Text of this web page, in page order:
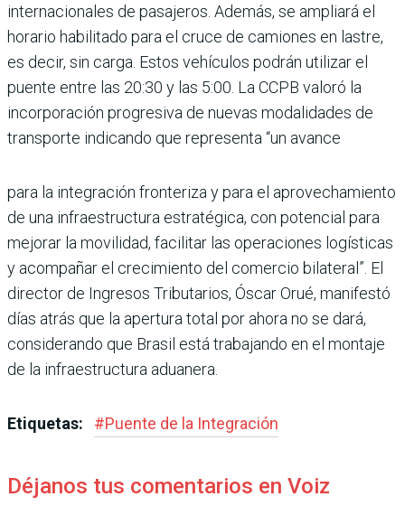
internacionales de pasajeros. Además, se ampliará el
horario habilitado para el cruce de camiones en lastre,
es decir, sin carga. Estos vehí­culos podrán utilizar el
puente entre las 20:30 y las 5:00. La CCPB valoró la
incorporación progresiva de nuevas modali­dades de
transporte indicando que representa “un avance
para la integración fronteriza y para el aprovechamiento
de una infraestructura estraté­gica, con potencial para
mejo­rar la movilidad, facilitar las operaciones logísticas
y acompañar el crecimiento del comercio bilateral”. El
direc­tor de Ingresos Tributarios, Óscar Orué, manifestó
días atrás que la apertura total por ahora no se dará,
consi­derando que Brasil está tra­bajando en el montaje
de la infraestructura aduanera.
Etiquetas: #Puente de la Integración
Déjanos tus comentarios en Voiz